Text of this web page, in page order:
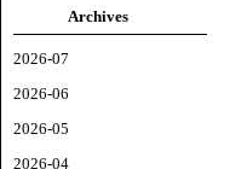
Archives
2026-07
2026-06
2026-05
2026-04